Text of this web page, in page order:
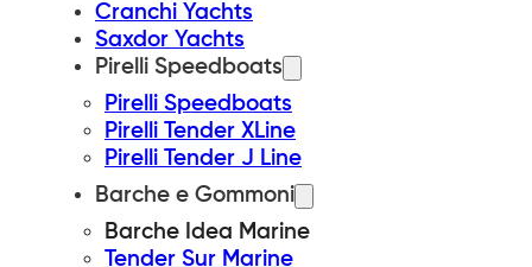
Cranchi Yachts
Saxdor Yachts
Pirelli Speedboats
Pirelli Speedboats
Pirelli Tender XLine
Pirelli Tender J Line
Barche e Gommoni
Barche Idea Marine
Tender Sur Marine